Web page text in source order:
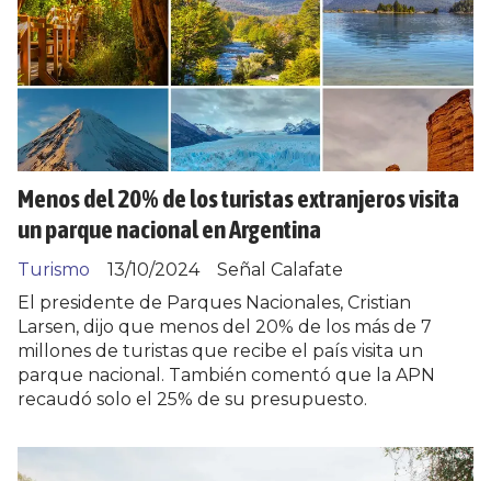
Menos del 20% de los turistas extranjeros visita
un parque nacional en Argentina
Señal Calafate
Turismo
13/10/2024
El presidente de Parques Nacionales, Cristian
Larsen, dijo que menos del 20% de los más de 7
millones de turistas que recibe el país visita un
parque nacional. También comentó que la APN
recaudó solo el 25% de su presupuesto.